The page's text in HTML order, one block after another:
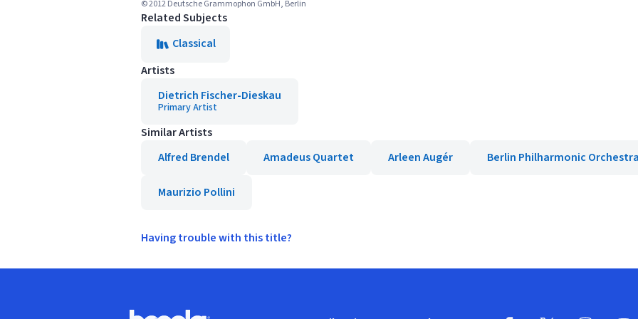
© 2012 Deutsche Grammophon GmbH, Berlin
Related Subjects
Classical
Artists
Dietrich Fischer-Dieskau
Primary Artist
Similar Artists
Alfred Brendel
Amadeus Quartet Arleen Augér Berlin Philharmonic Orchestra
Maurizio Pollini
Having trouble with this title?